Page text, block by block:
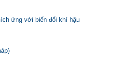
ứng với biến đổi khí hậu